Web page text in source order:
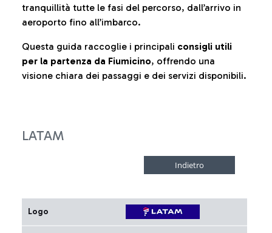
tranquillità tutte le fasi del percorso, dall’arrivo in
aeroporto fino all’imbarco.
Questa guida raccoglie i principali consigli utili
per la partenza da Fiumicino, offrendo una
visione chiara dei passaggi e dei servizi disponibili.
LATAM
Logo